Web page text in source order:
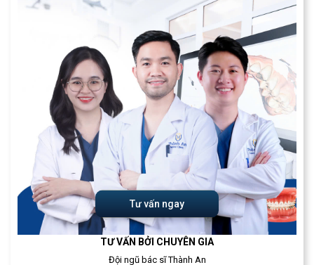
Tư vấn ngay
TƯ VẤN BỞI CHUYÊN GIA
Đội ngũ bác sĩ Thành An